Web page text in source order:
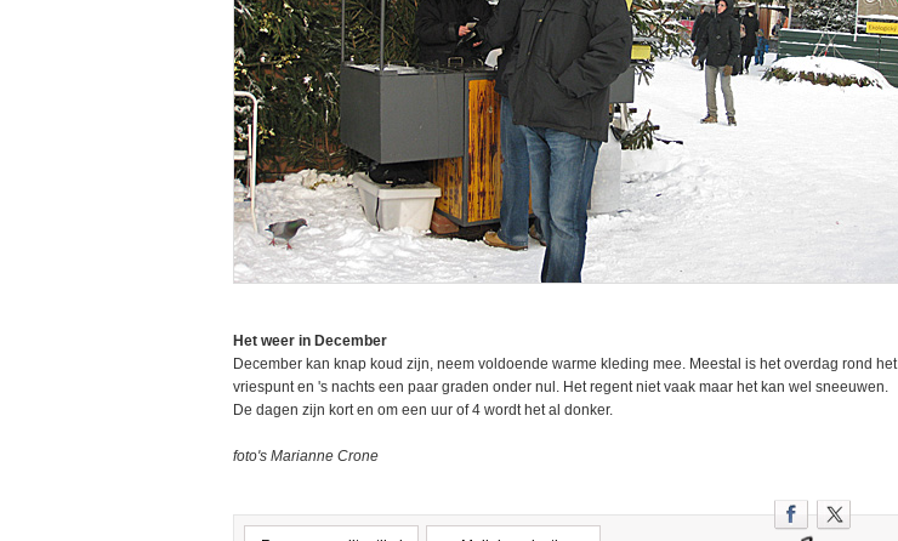
Het weer in December
December kan knap koud zijn, neem voldoende warme kleding mee. Meestal is het overdag rond het
vriespunt en 's nachts een paar graden onder nul. Het regent niet vaak maar het kan wel sneeuwen.
De dagen zijn kort en om een uur of 4 wordt het al donker.
foto's Marianne Crone